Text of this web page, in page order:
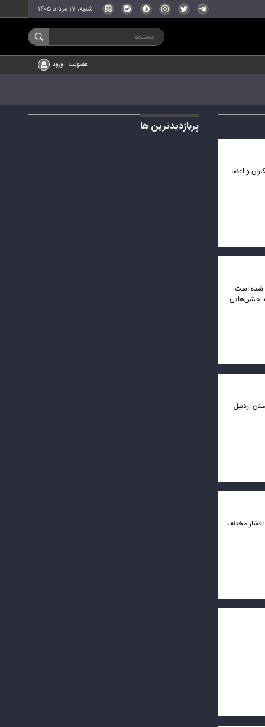
شنبه، ۱۷ مرداد ۱۴۰۵
عضویت | ورود
با حضور جمعی از ورزشکاران و اعضا
شده است.
جشن‌هایی
خود به استان اردبیل
با حضور اقشار مختلف
پربازدیدترین ها